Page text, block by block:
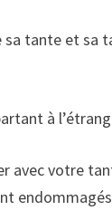
sa tante et sa
à
avec votre